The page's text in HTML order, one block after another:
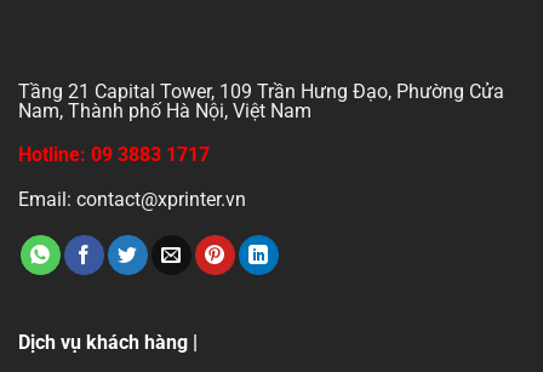
Tầng 21 Capital Tower, 109 Trần Hưng Đạo, Phường Cửa
Nam, Thành phố Hà Nội, Việt Nam
Hotline: 09 3883 1717
Email: contact@xprinter.vn
Dịch vụ khách hàng |